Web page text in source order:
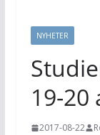
NYHETER
19-20
2017-08-22